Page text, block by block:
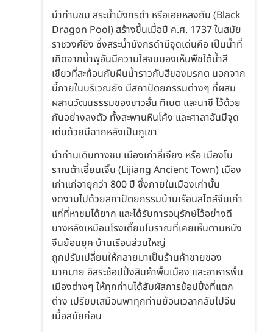
นำท่านชม สระน้ำมังกรดำ หรือเฮยหลงถัน (Black
Dragon Pool) สร้างขึ้นเมื่อปี ค.ศ. 1737 ในสมัย
ราชวงศ์ชิง ซึ่งสระน้ำมังกรดำมีจุดเด่นคือ เป็นน้ำที่
เกิดจากน้ำพุอันมีความใสจนมองเห็นพืชใต้น้ำสี
เขียวที่สะท้อนกับผืนน้ำราวกับสีของมรกต นอกจาก
นี้ภายในบริเวณยัง มีสถาปัตยกรรมต่างๆ ที่ผสม
ผสานวัฒนธรรมของชาวฮั่น ทิเบต และนาซี ไว้ด้วย
กันอย่างลงตัว ทั้งสะพานหินโค้ง และศาลาอันมีจุด
เด่นด้วยมีฉากหลังเป็นภูเขา
นำท่านเดินทางชม เมืองเก่าลี่เจียง หรือ เมืองโบ
ราณต้าเอี้ยนเจิ้น (Lijiang Ancient Town) เมือง
เก่าแก่อายุกว่า 800 ปี ซึ่งภายในเมืองเก่านั้น
งดงามไปด้วยสถาปัตยกรรมบ้านเรือนสไตล์จีนเก่า
แก่ที่หาชมได้ยาก และได้รับการอนุรักษ์ไว้อย่างดี
บางหลังเหมือนโรงเตี๊ยมโบราณที่เคยเห็นตามหนัง
จีนย้อนยุค บ้านเรือนส่วนใหญ่
ถูกปรับเปลี่ยนให้กลายมาเป็นร้านค้าขายของ
มากมาย อิสระช้อปปิ้งสินค้าพื้นเมือง และอาหารพื้น
เมืองต่างๆ ให้ทุกท่านได้สัมผัสการช้อปปิ้งที่แตก
ต่าง เปรียบเสมือนพาทุกท่านย้อนเวลากลับไปจีน
เมื่อสมัยก่อน